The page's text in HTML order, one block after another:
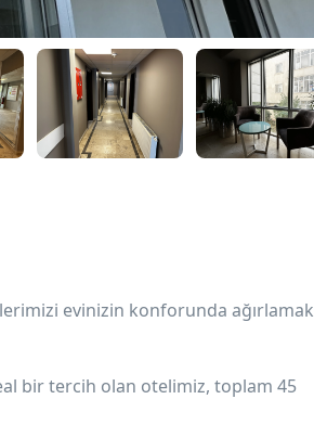
evinizin konforunda ağırlamak
bir tercih olan otelimiz, toplam 45